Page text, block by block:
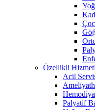
Özellikli
Acil
Palyatif